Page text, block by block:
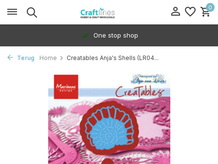
0
One stop shop
Terug Home Creatables Anja's Shells (LR04...